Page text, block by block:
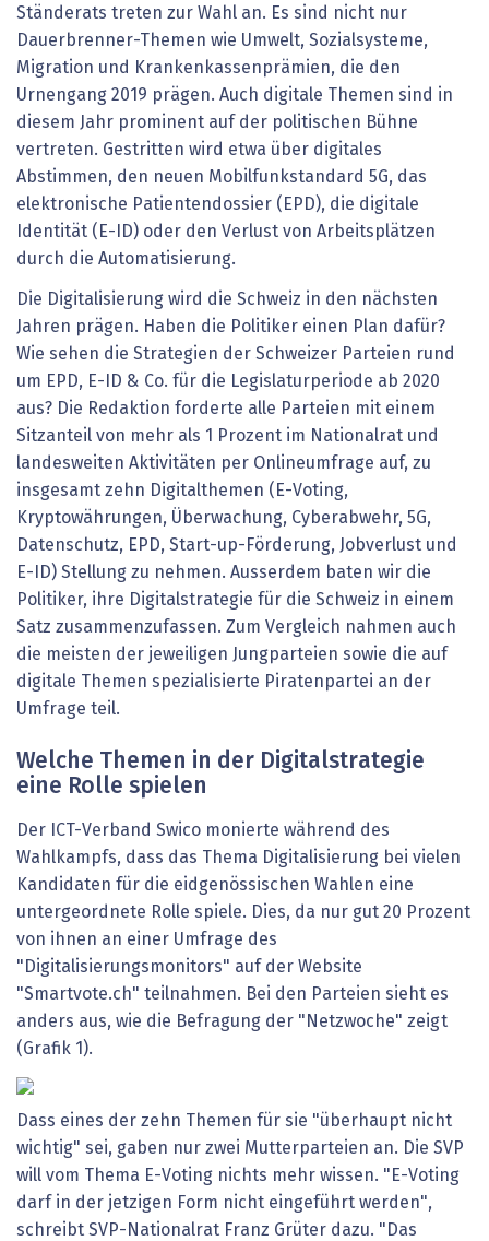
Ständerats treten zur Wahl an. Es sind nicht nur
Dauerbrenner-Themen wie Umwelt, Sozialsysteme,
Migration und Krankenkassenprämien, die den
Urnengang 2019 prägen. Auch digitale Themen sind in
diesem Jahr prominent auf der politischen Bühne
vertreten. Gestritten wird etwa über digitales
Abstimmen, den neuen Mobilfunkstandard 5G, das
elektronische Patientendossier (EPD), die digitale
Identität (E-ID) oder den Verlust von Arbeitsplätzen
durch die Automatisierung.
Die Digitalisierung wird die Schweiz in den nächsten
Jahren prägen. Haben die Politiker einen Plan dafür?
Wie sehen die Strategien der Schweizer Parteien rund
um EPD, E-ID & Co. für die Legislaturperiode ab 2020
aus? Die Redaktion forderte alle Parteien mit einem
Sitzanteil von mehr als 1 Prozent im Nationalrat und
landesweiten Aktivitäten per Onlineumfrage auf, zu
insgesamt zehn Digitalthemen (E-Voting,
Kryptowährungen, Überwachung, Cyberabwehr, 5G,
Datenschutz, EPD, Start-up-Förderung, Jobverlust und
E-ID) Stellung zu nehmen. Ausserdem baten wir die
Politiker, ihre Digitalstrategie für die Schweiz in einem
Satz zusammenzufassen. Zum Vergleich nahmen auch
die meisten der jeweiligen Jungparteien sowie die auf
digitale Themen spezialisierte Piratenpartei an der
Umfrage teil.
Welche Themen in der Digitalstrategie
eine Rolle spielen
Der ICT-Verband Swico monierte während des
Wahlkampfs, dass das Thema Digitalisierung bei vielen
Kandidaten für die eidgenössischen Wahlen eine
untergeordnete Rolle spiele. Dies, da nur gut 20 Prozent
von ihnen an einer Umfrage des
"Digitalisierungsmonitors" auf der Website
"Smartvote.ch" teilnahmen. Bei den Parteien sieht es
anders aus, wie die Befragung der "Netzwoche" zeigt
(Grafik 1).
Dass eines der zehn Themen für sie "überhaupt nicht
wichtig" sei, gaben nur zwei Mutterparteien an. Die SVP
will vom Thema E-Voting nichts mehr wissen. "E-Voting
darf in der jetzigen Form nicht eingeführt werden",
schreibt SVP-Nationalrat Franz Grüter dazu. "Das